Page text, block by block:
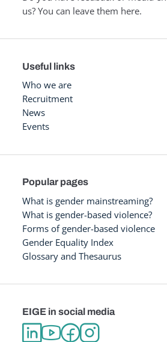
us? You can leave them here.
Useful links
Who we are
Recruitment
News
Events
Popular pages
What is gender mainstreaming?
What is gender-based violence?
Forms of gender-based violence
Gender Equality Index
Glossary and Thesaurus
EIGE in social media